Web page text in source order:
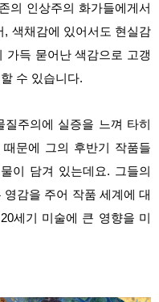
의 인상주의 화가들에게서
색채감에 있어서도 현실감
가득 묻어난 색감으로 고갱
수 있습니다.
주의에 실증을 느껴 타히
문에 그의 후반기 작품들
이 담겨 있는데요. 그들의
감을 주어 작품 세계에 대
세기 미술에 큰 영향을 미